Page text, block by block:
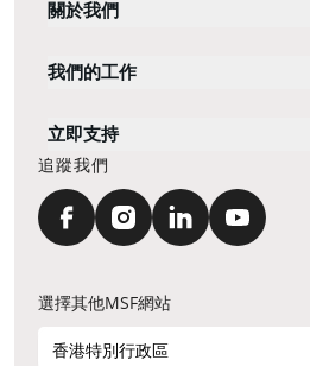
關於我們
我們的工作
立即支持
追蹤我們
選擇其他MSF網站
香港特別行政區